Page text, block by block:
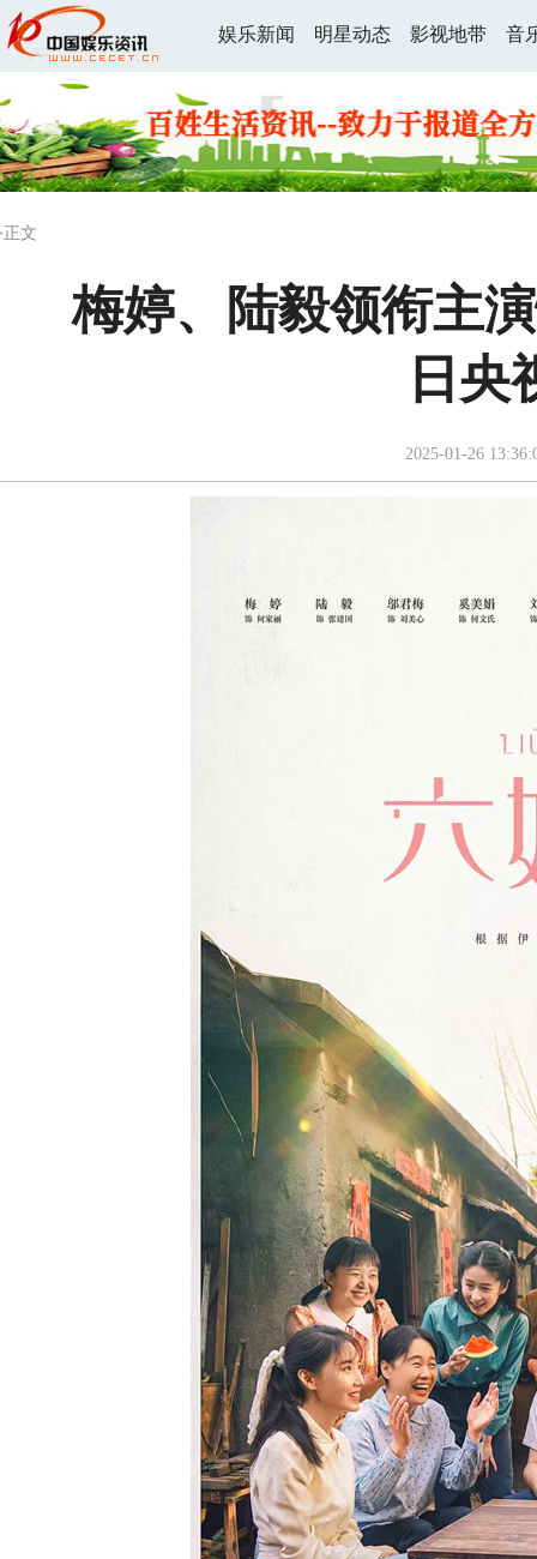
娱乐新闻 明星动态 影视地带 音
文
梅婷、陆毅领衔主
日央
2025-01-26